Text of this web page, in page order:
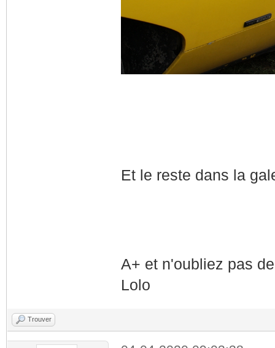
Et le reste dans la
A+ et n'oubliez pas
Lolo
Trouver